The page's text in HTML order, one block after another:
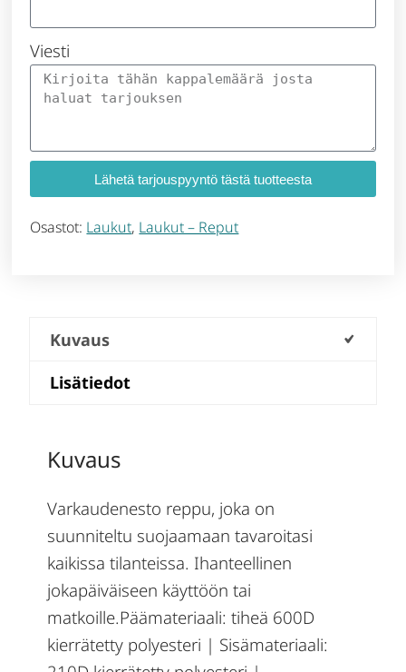
Viesti
Lähetä tarjouspyyntö tästä tuotteesta
Osastot: Laukut, Laukut – Reput
Kuvaus
Lisätiedot
Kuvaus
Varkaudenesto reppu, joka on
suunniteltu suojaamaan tavaroitasi
kaikissa tilanteissa. Ihanteellinen
jokapäiväiseen käyttöön tai
matkoille.Päämateriaali: tiheä 600D
kierrätetty polyesteri | Sisämateriaali: